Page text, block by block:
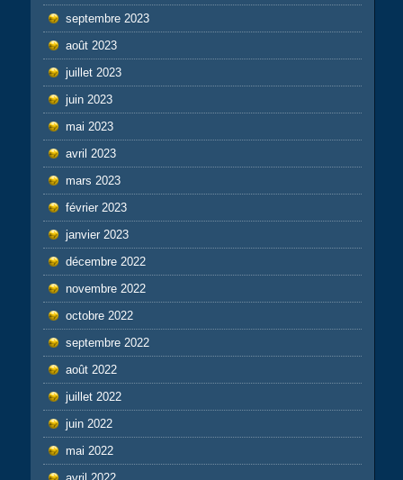
septembre 2023
août 2023
juillet 2023
juin 2023
mai 2023
avril 2023
mars 2023
février 2023
janvier 2023
décembre 2022
novembre 2022
octobre 2022
septembre 2022
août 2022
juillet 2022
juin 2022
mai 2022